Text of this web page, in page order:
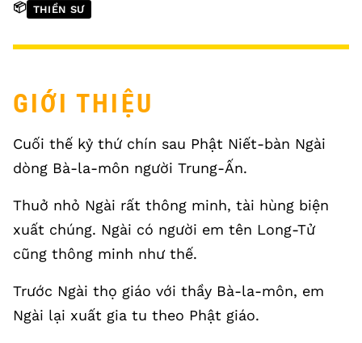
📦 THIỀN SƯ
GIỚI THIỆU
Cuối thế kỷ thứ chín sau Phật Niết-bàn Ngài
dòng Bà-la-môn người Trung-Ấn.
Thuở nhỏ Ngài rất thông minh, tài hùng biện
xuất chúng. Ngài có người em tên Long-Tử
cũng thông minh như thế.
Trước Ngài thọ giáo với thầy Bà-la-môn, em
Ngài lại xuất gia tu theo Phật giáo.